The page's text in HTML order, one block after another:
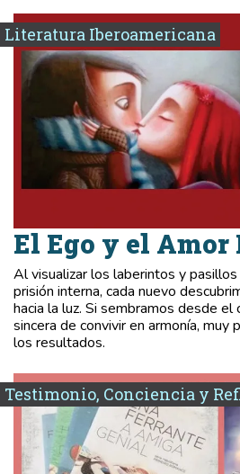
Literatura Iberoamericana
El Ego y el
Al visualizar los laberintos y
prisión interna, cada nuevo
hacia la luz. Si sembramos desde el
sincera de convivir en armonía, muy
los resultados.
Testimonio, Conciencia y